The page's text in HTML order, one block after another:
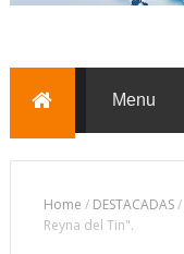
Home / DESTACADAS/
Reyna del Tin".